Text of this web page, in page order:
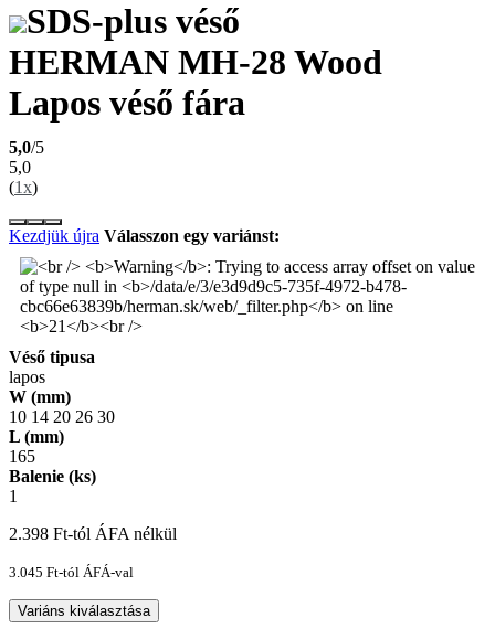
SDS-plus véső
HERMAN MH-28 Wood
Lapos véső fára
5,0/5
5,0
(1x)
Kezdjük újra Válasszon egy variánst:
Véső tipusa
lapos
W (mm)
10 14 20 26 30
L (mm)
165
Balenie (ks)
1
2.398 Ft-tól ÁFA nélkül
3.045 Ft-tól ÁFÁ-val
Variáns kiválasztása